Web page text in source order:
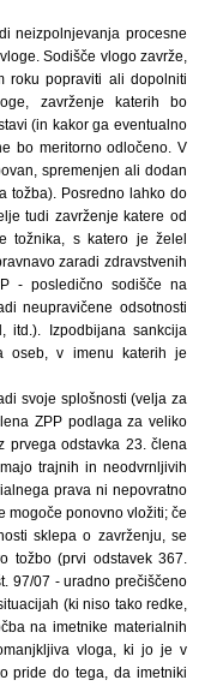
neizpolnjevanja procesne
Sodišče vlogo zavrže,
roku popraviti ali dopolniti
zavrženje katerih bo
(in kakor ga eventualno
bo meritorno odločeno. V
spremenjen ali dodan
tožba). Posredno lahko do
tudi zavrženje katere od
tožnika, s katero je želel
zaradi zdravstvenih
- posledično sodišče na
neupravičene odsotnosti
itd.). Izpodbijana sankcija
oseb, v imenu katerih je
svoje splošnosti (velja za
ZPP podlaga za veliko
prvega odstavka 23. člena
trajnih in neodvrnljivih
prava ni nepovratno
mogoče ponovno vložiti; če
sklepa o zavrženju, se
tožbo (prvi odstavek 367.
97/07 - uradno prečiščeno
(ki niso tako redke,
na imetnike materialnih
vloga, ki jo je v
pride do tega, da imetniki